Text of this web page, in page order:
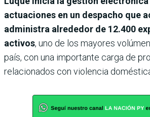
actuaciones en un despacho que
administra alrededor de 12.400
activos, uno de los mayores
país, con una importante carga de
relacionados con violencia